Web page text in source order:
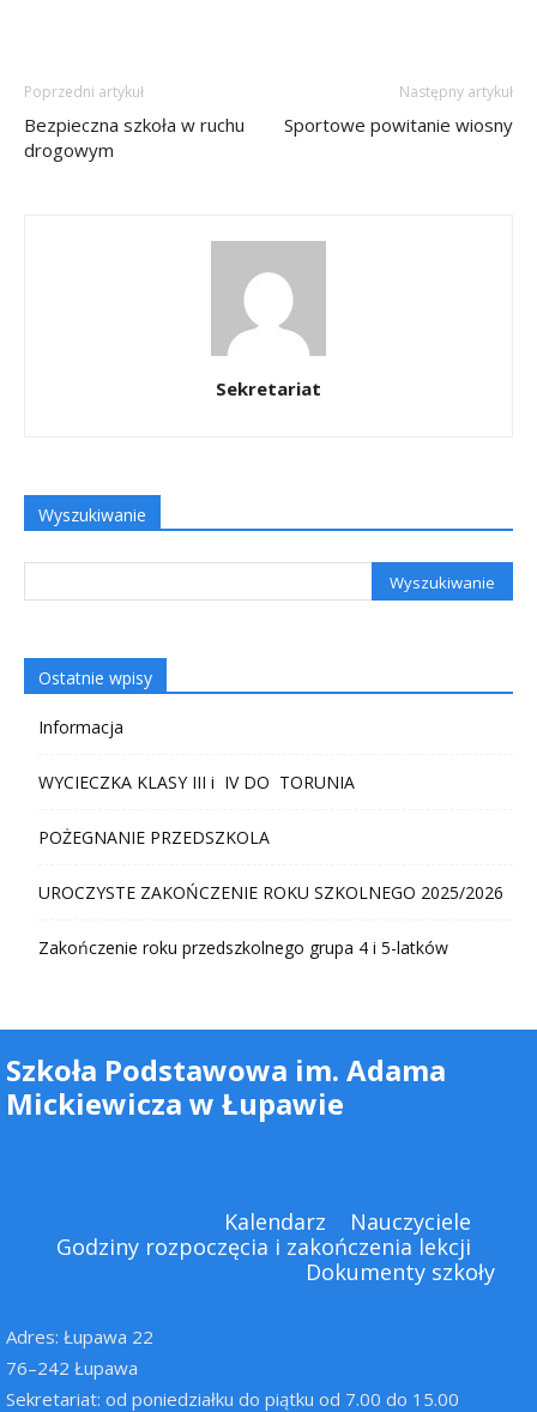
Poprzedni artykuł
Bezpieczna szkoła w ruchu
drogowym
Następny artykuł
Sportowe powitanie wiosny
Sekretariat
Wyszukiwanie
Ostatnie wpisy
Informacja
WYCIECZKA KLASY III i IV DO TORUNIA
POŻEGNANIE PRZEDSZKOLA
UROCZYSTE ZAKOŃCZENIE ROKU SZKOLNEGO 2025/2026
Zakończenie roku przedszkolnego grupa 4 i 5-latków
Szkoła Podstawowa im. Adama
Mickiewicza w Łupawie
Kalendarz
Nauczyciele
Godziny rozpoczęcia i zakończenia lekcji
Dokumenty szkoły
Adres: Łupawa 22
76–242 Łupawa
Sekretariat: od poniedziałku do piątku od 7.00 do 15.00